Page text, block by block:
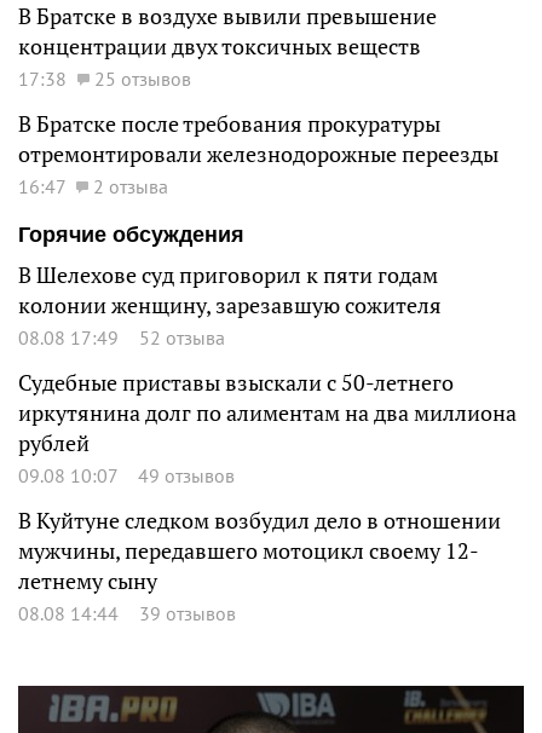
В Братске в воздухе вывили превышение
концентрации двух токсичных веществ
17:38 25 отзывов
В Братске после требования прокуратуры
отремонтировали железнодорожные переезды
16:47
2 отзыва
Горячие обсуждения
В Шелехове суд приговорил к пяти годам
колонии женщину, зарезавшую сожителя
08.08 17:49 52 отзыва
Судебные приставы взыскали с 50-летнего
иркутянина долг по алиментам на два миллиона
рублей
09.08 10:07 49 отзывов
В Куйтуне следком возбудил дело в отношении
мужчины, передавшего мотоцикл своему 12-
летнему сыну
08.08 14:44 39 отзывов